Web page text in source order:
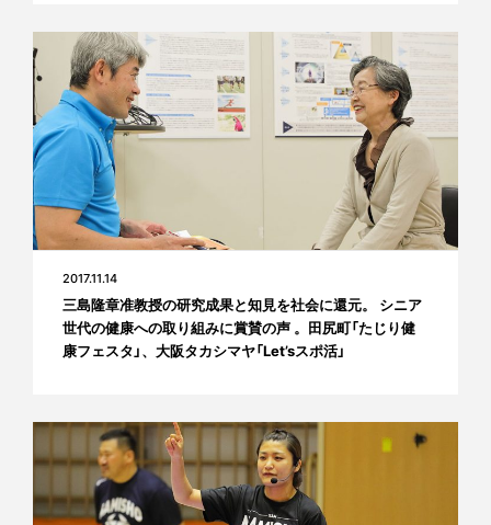
2017.11.14
三島隆章准教授の研究成果と知見を社会に還元。 シニア
世代の健康への取り組みに賞賛の声 。田尻町「たじり健
康フェスタ」、大阪タカシマヤ「Let’sスポ活」